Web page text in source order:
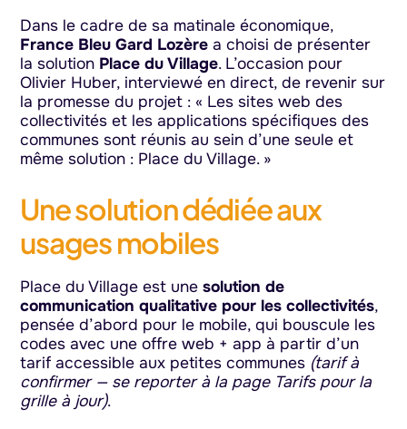
Dans le cadre de sa matinale économique,
France Bleu Gard Lozère a choisi de présenter
la solution Place du Village. L’occasion pour
Olivier Huber, interviewé en direct, de revenir sur
la promesse du projet : « Les sites web des
collectivités et les applications spécifiques des
communes sont réunis au sein d’une seule et
même solution : Place du Village. »
Une solution dédiée aux
usages mobiles
Place du Village est unesolution de
communication qualitative pour les collectivités,
pensée d’abord pour le mobile, qui bouscule les
codes avec une offre web + app à partir d’un
tarif accessible aux petites communes (tarif à
confirmer — se reporter à la page Tarifs pour la
grille à jour).